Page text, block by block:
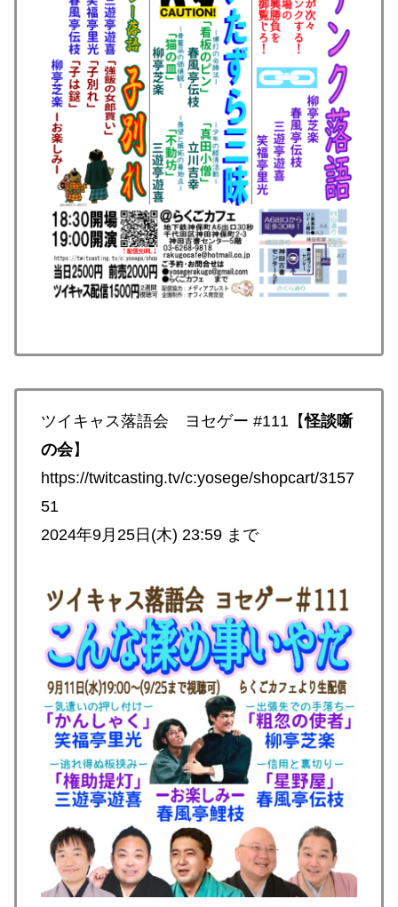
ツイキャス落語会 ヨセゲー #111【怪談噺
の会】
https://twitcasting.tv/c:yosege/shopcart/3157
51
2024年9月25日(木) 23:59 まで